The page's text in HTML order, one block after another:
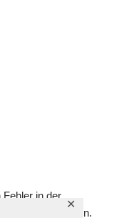
✕
Fehler in der
Sie uns gern.